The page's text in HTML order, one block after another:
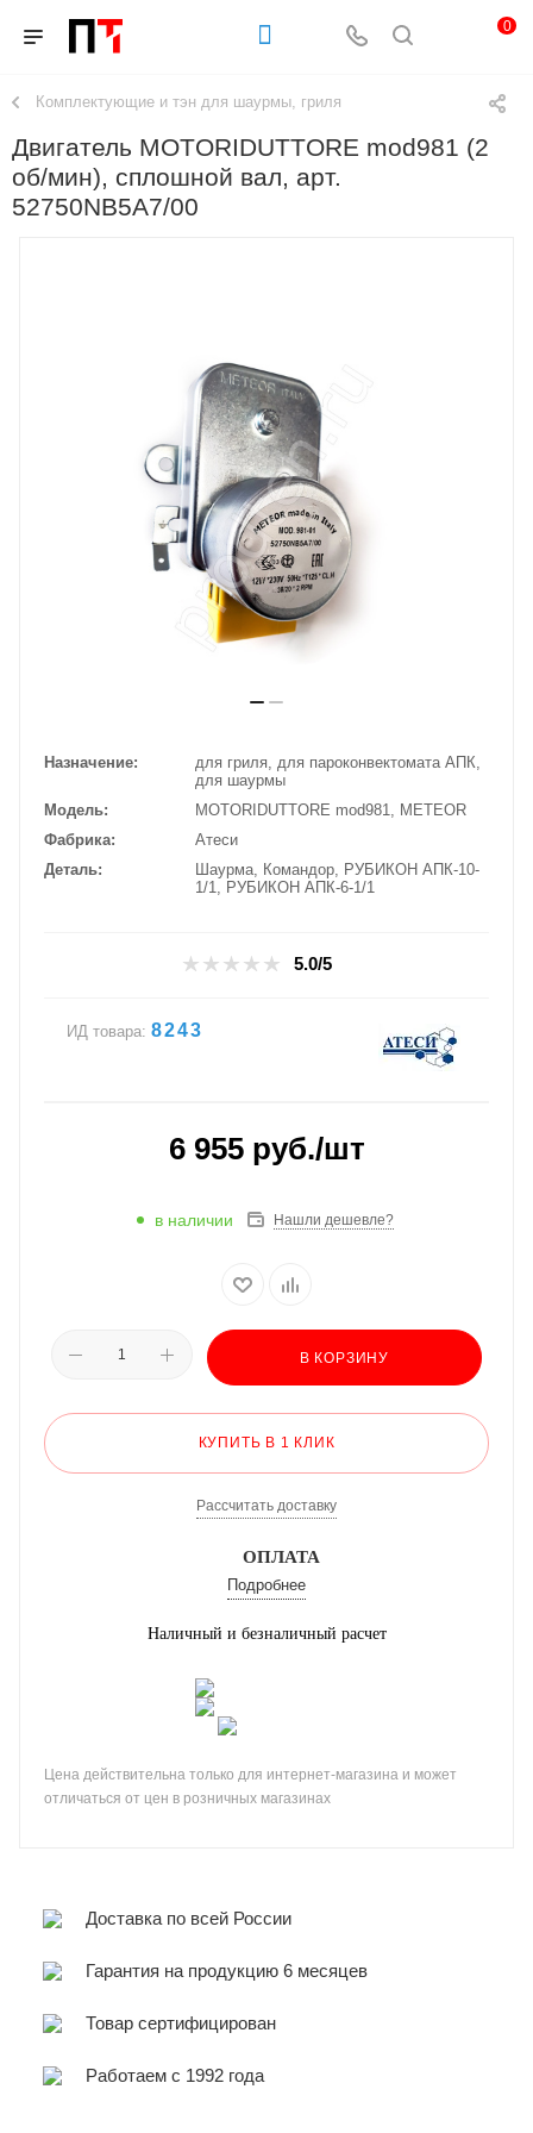
0
Комплектующие и тэн для шаурмы, гриля
Двигатель MOTORIDUTTORE mod981 (2
об/мин), сплошной вал, арт.
52750NB5A7/00
Назначение
для гриля, для пароконвектомата АПК,
для шаурмы
Модель
MOTORIDUTTORE mod981, METEOR
Фабрика
Атеси
Деталь
Шаурма, Командор, РУБИКОН АПК-10-
1/1, РУБИКОН АПК-6-1/1
5.0/5
ИД товара: 8243
6 955руб./шт
в наличии Нашли дешевле?
В КОРЗИНУ
КУПИТЬ В 1 КЛИК
Рассчитать доставку
ОПЛАТА
Подробнее
Наличный и безналичный расчет
Цена действительна только для интернет-магазина и может
отличаться от цен в розничных магазинах
Доставка по всей России
Гарантия на продукцию 6 месяцев
Товар сертифицирован
Работаем с 1992 года